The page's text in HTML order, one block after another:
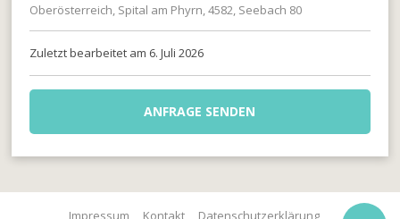
Oberösterreich, Spital am Phyrn, 4582, Seebach 80
Zuletzt bearbeitet am 6. Juli 2026
ANFRAGE SENDEN
Impressum Kontakt Datenschutzerklärung